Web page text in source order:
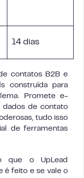
14 dias
contatos B2B e
construída para
Promete e-
dados de contato
tudo isso
de ferramentas
que o UpLead
é feito e se vale o